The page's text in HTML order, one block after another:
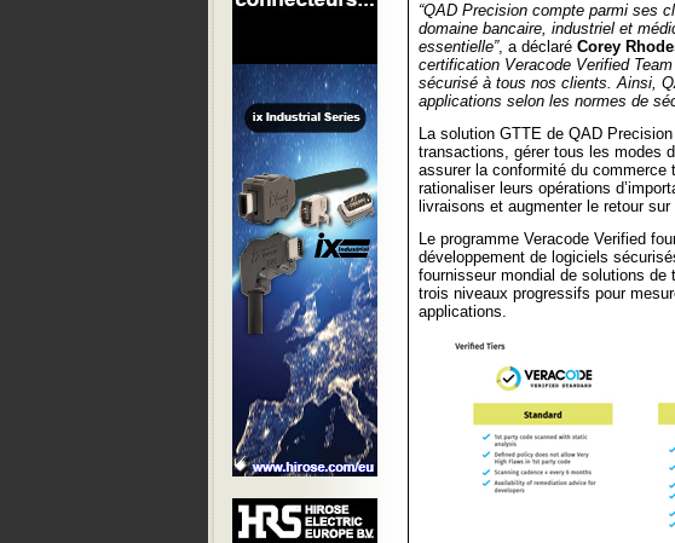
“QAD Precision compte parmi ses
domaine bancaire, industriel et
essentielle”, a déclaré Corey
certification Veracode Verified
sécurisé à tous nos clients. Ainsi,
applications selon les normes de
La solution GTTE de QAD
transactions, gérer tous les modes
assurer la conformité du commerce
rationaliser leurs opérations
livraisons et augmenter le retour
Le programme Veracode Verified
développement de logiciels
fournisseur mondial de solutions
trois niveaux progressifs pour
applications.